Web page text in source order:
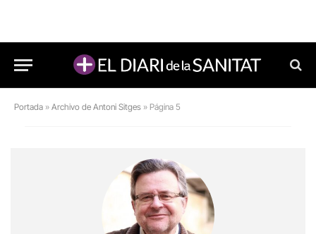
Portada » Archivo de Antoni Sitges » Página 5